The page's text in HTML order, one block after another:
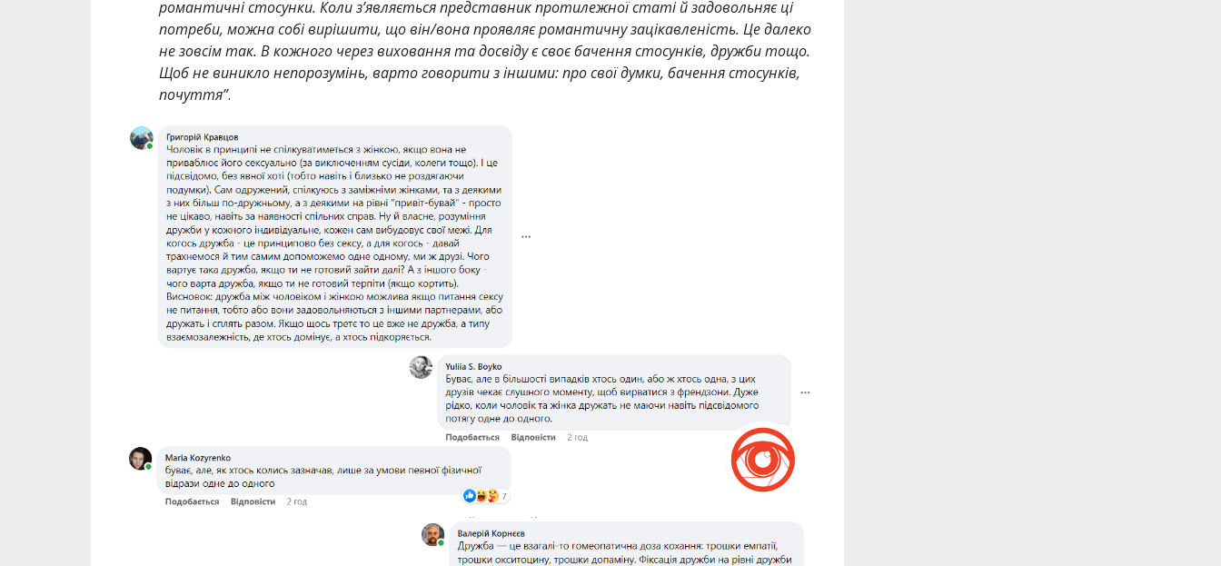
романтичні стосунки. Коли з’являється представник протилежної статі й задовольняє ці
потреби, можна собі вирішити, що він/вона проявляє романтичну зацікавленість. Це далеко
не зовсім так. В кожного через виховання та досвіду є своє бачення стосунків, дружби тощо.
Щоб не виникло непорозумінь, варто говорити з іншими: про свої думки, бачення стосунків,
почуття”.